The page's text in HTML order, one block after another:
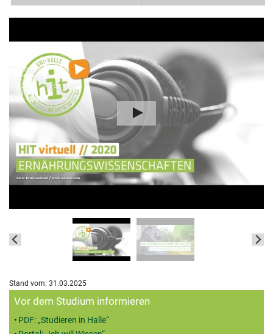
Stand vom: 31.03.2025
Zusatzinformationen
Vor dem Studium informieren
PDF: „Studieren in Halle“